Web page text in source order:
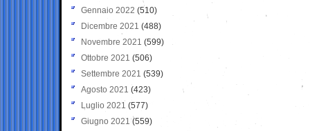
Gennaio 2022 (510)
Dicembre 2021 (488)
Novembre 2021 (599)
Ottobre 2021 (506)
Settembre 2021 (539)
Agosto 2021 (423)
Luglio 2021 (577)
Giugno 2021(559)